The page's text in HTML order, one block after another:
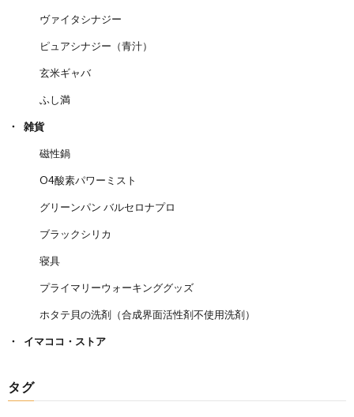
ヴァイタシナジー
ピュアシナジー（青汁）
玄米ギャバ
ふし満
雑貨
磁性鍋
O4酸素パワーミスト
グリーンパン バルセロナプロ
ブラックシリカ
寝具
プライマリーウォーキンググッズ
ホタテ貝の洗剤（合成界面活性剤不使用洗剤）
イマココ・ストア
タグ